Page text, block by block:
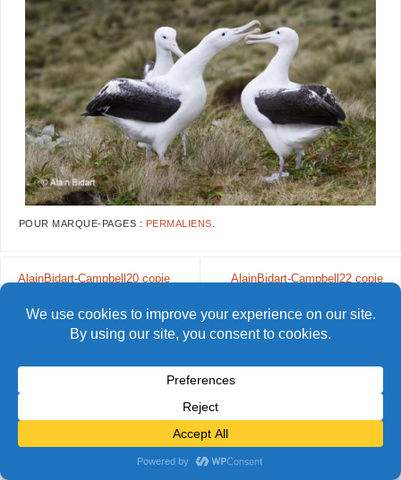
POUR MARQUE-PAGES : PERMALIENS
AlainBidart-Campbell20 copie AlainBidart-Campbell22 copie